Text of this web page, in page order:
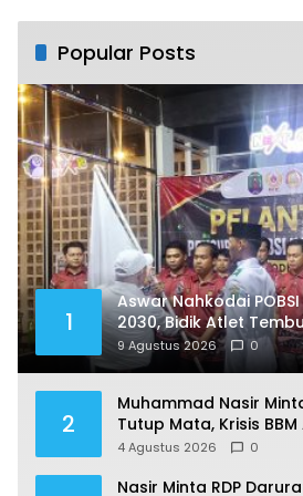
Popular Posts
1
Aswar Nahkodai
2030, Bidik Atlet
9 Agustus 2026 0
2
Muhammad Nasir
Tutup Mata, Krisis
Masyarakat Nunukan
4 Agustus 2026 0
Nasir Minta RDP